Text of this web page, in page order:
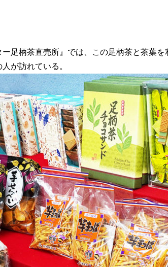
足柄茶直売所』では、この足柄茶と茶葉
が訪れている。